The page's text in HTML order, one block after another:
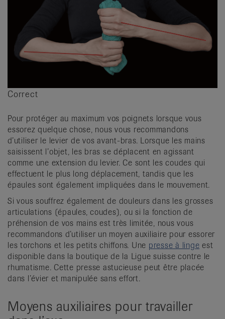
Correct
Pour protéger au maximum vos poignets lorsque vous
essorez quelque chose, nous vous recommandons
d’utiliser le levier de vos avant-bras. Lorsque les mains
saisissent l’objet, les bras se déplacent en agissant
comme une extension du levier. Ce sont les coudes qui
effectuent le plus long déplacement, tandis que les
épaules sont également impliquées dans le mouvement.
Si vous souffrez également de douleurs dans les grosses
articulations (épaules, coudes), ou si la fonction de
préhension de vos mains est très limitée, nous vous
recommandons d’utiliser un moyen auxiliaire pour essorer
les torchons et les petits chiffons. Une presse à linge est
disponible dans la boutique de la Ligue suisse contre le
rhumatisme. Cette presse astucieuse peut être placée
dans l’évier et manipulée sans effort.
Moyens auxiliaires pour travailler